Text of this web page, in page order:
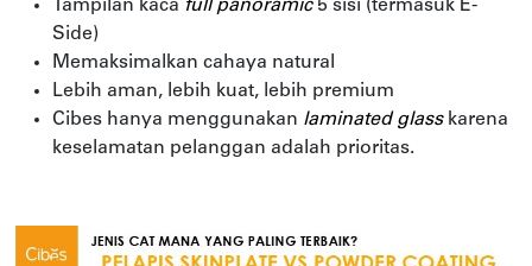
Tampilan kaca full panoramic5 sisi (termasuk E-
Side)
Memaksimalkan cahaya natural
Lebih aman, lebih kuat, lebih premium
Cibes hanya menggunakan laminated glasskarena
keselamatan pelanggan adalah prioritas.